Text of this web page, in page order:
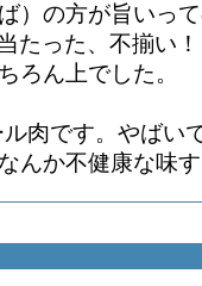
）の方が旨いっ
たった、不揃
ん上でした。
肉です。やばい
んか不健康な味